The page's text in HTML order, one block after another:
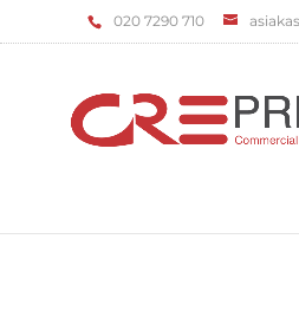
‌020 7290 710